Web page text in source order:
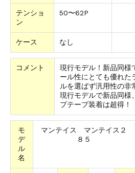
テンショ
ン
50〜62P
ケース なし
コメント
現行モデル！新品同様
ール性にとても優れた
ルを選ばず汎用性の非
現行モデルで新品同様
プテープ装着は超得！
モ
デ
ル
名
マンテイス マンテイス２
８５